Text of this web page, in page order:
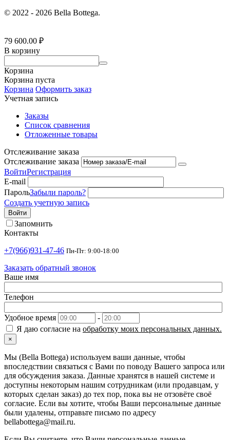
© 2022 - 2026 Bella Bottega.
79 600.00 ₽
В корзину
Корзина
Корзина пуста
Корзина Оформить заказ
Учетная запись
Заказы
Список сравнения
Отложенные товары
Отслеживание заказа
Отслеживание заказа
ВойтиРегистрация
E-mail
ПарольЗабыли пароль?
Создать учетную запись
Войти
Запомнить
Контакты
+7(966)931-47-46 Пн-Пт: 9:00-18:00
Заказать обратный звонок
Ваше имя
Телефон
Удобное время
-
Я даю согласие на обработку моих персональных данных.
×
Мы (Bella Bottega) используем ваши данные, чтобы
впоследствии связаться с Вами по поводу Вашего запроса или
для обсуждения заказа. Данные хранятся в нашей системе и
доступны некоторым нашим сотрудникам (или продавцам, у
которых сделан заказ) до тех пор, пока вы не отзовёте своё
согласие. Если вы хотите, чтобы Ваши персональные данные
были удалены, отправьте письмо по адресу
bellabottega@mail.ru.